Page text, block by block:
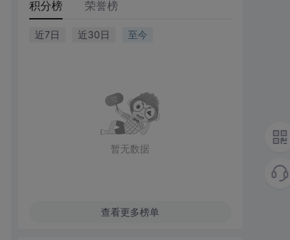
积分榜 荣誉榜
近7日 近30日 至今
暂无数据
查看更多榜单